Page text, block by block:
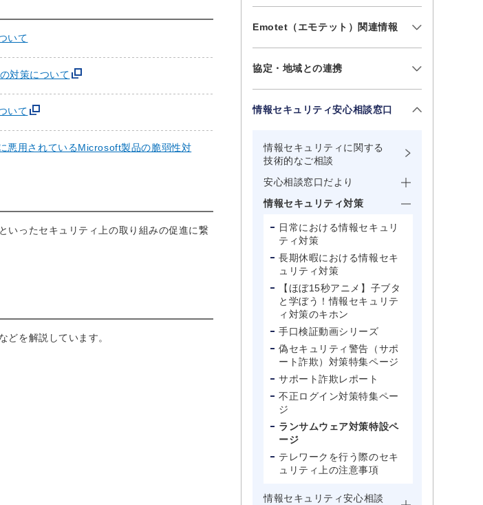
いて
対策について
いて
悪用されているMicrosoft製品の脆弱性対
いったセキュリティ上の取り組みの促進に繋
どを解説しています。
Emotet（エモテット）関連情報
協定・地域との連携
情報セキュリティ安心相談窓口
情報セキュリティに関する
技術的なご相談
安心相談窓口だより
情報セキュリティ対策
日常における情報セキュリ
ティ対策
長期休暇における情報セキ
ュリティ対策
【ほぼ15秒アニメ】子ブタ
と学ぼう！情報セキュリテ
ィ対策のキホン
手口検証動画シリーズ
偽セキュリティ警告（サポ
ート詐欺）対策特集ページ
サポート詐欺レポート
不正ログイン対策特集ペー
ジ
ランサムウェア対策特設ペ
ージ
テレワークを行う際のセキ
ュリティ上の注意事項
情報セキュリティ安心相談